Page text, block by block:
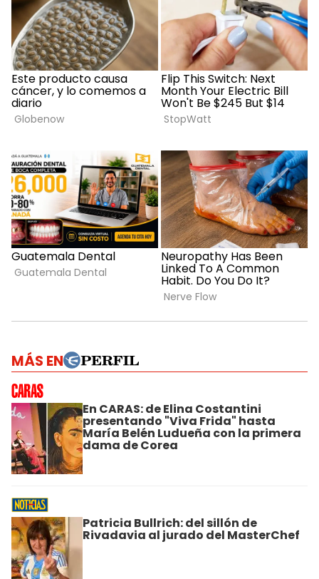
MÁS EN
En CARAS: de Elina Costantini
presentando "Viva Frida" hasta
María Belén Ludueña con la primera
dama de Corea
Patricia Bullrich: del sillón de
Rivadavia al jurado del MasterChef